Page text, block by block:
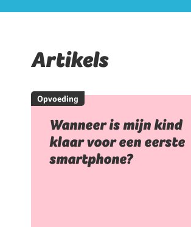
Artikels
Opvoeding
Wanneer is mijn kind
klaar voor een eerste
smartphone?